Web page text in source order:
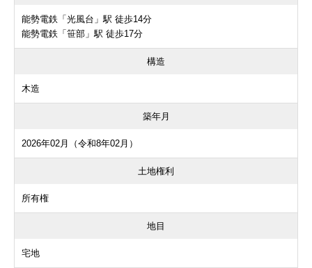
能勢電鉄「光風台」駅 徒歩14分
能勢電鉄「笹部」駅 徒歩17分
構造
木造
築年月
2026年02月（令和8年02月）
土地権利
所有権
地目
宅地